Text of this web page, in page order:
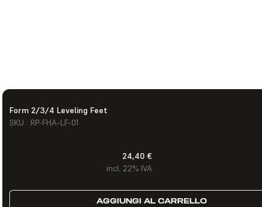
Form 2/3/4 Leveling Feet
SKU : RP-FHA-LF-01
24,40 €
incl. 22% IVA
AGGIUNGI AL CARRELLO